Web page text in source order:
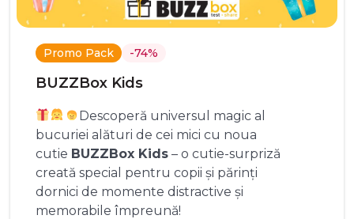
Promo Pack -74%
BUZZBox Kids
Descoperă universul magic al
bucuriei alături de cei mici cu noua
cutie BUZZBox Kids – o cutie-surpriză
creată special pentru copii și părinți
dornici de momente distractive și
memorabile împreună!